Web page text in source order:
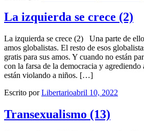
La izquierda se crece (2)
La izquierda se crece (2) Una parte de
amos globalistas. El resto de esos
gratis para sus amos. Y cuando no están
con la farsa de la democracia y agrediendo
están violando a niños. […]
Escrito porLibertarioabril 10, 2022
Transexualismo (13)